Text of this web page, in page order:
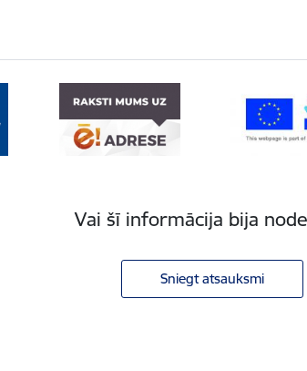
Vai šī informācija bija
Sniegt atsauksmi